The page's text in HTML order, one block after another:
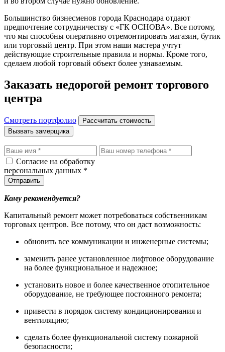
Большинство бизнесменов города Краснодара отдают
предпочтение сотрудничеству с «ГК ОСНОВА». Все потому,
что мы способны оперативно отремонтировать магазин, бутик
или торговый центр. При этом наши мастера учтут
действующие строительные правила и нормы. Кроме того,
сделаем любой торговый объект более узнаваемым.
Заказать недорогой ремонт торгового
центра
Смотреть портфолио
Рассчитать стоимость
Вызвать замерщика
Согласие на обработку
персональных данных *
Отправить
Кому рекомендуется?
Капитальный ремонт может потребоваться собственникам
торговых центров. Все потому, что он даст возможность:
обновить все коммуникации и инженерные системы;
заменить ранее установленное лифтовое оборудование
на более функциональное и надежное;
установить новое и более качественное отопительное
оборудование, не требующее постоянного ремонта;
привести в порядок систему кондиционирования и
вентиляцию;
сделать более функциональной систему пожарной
безопасности;